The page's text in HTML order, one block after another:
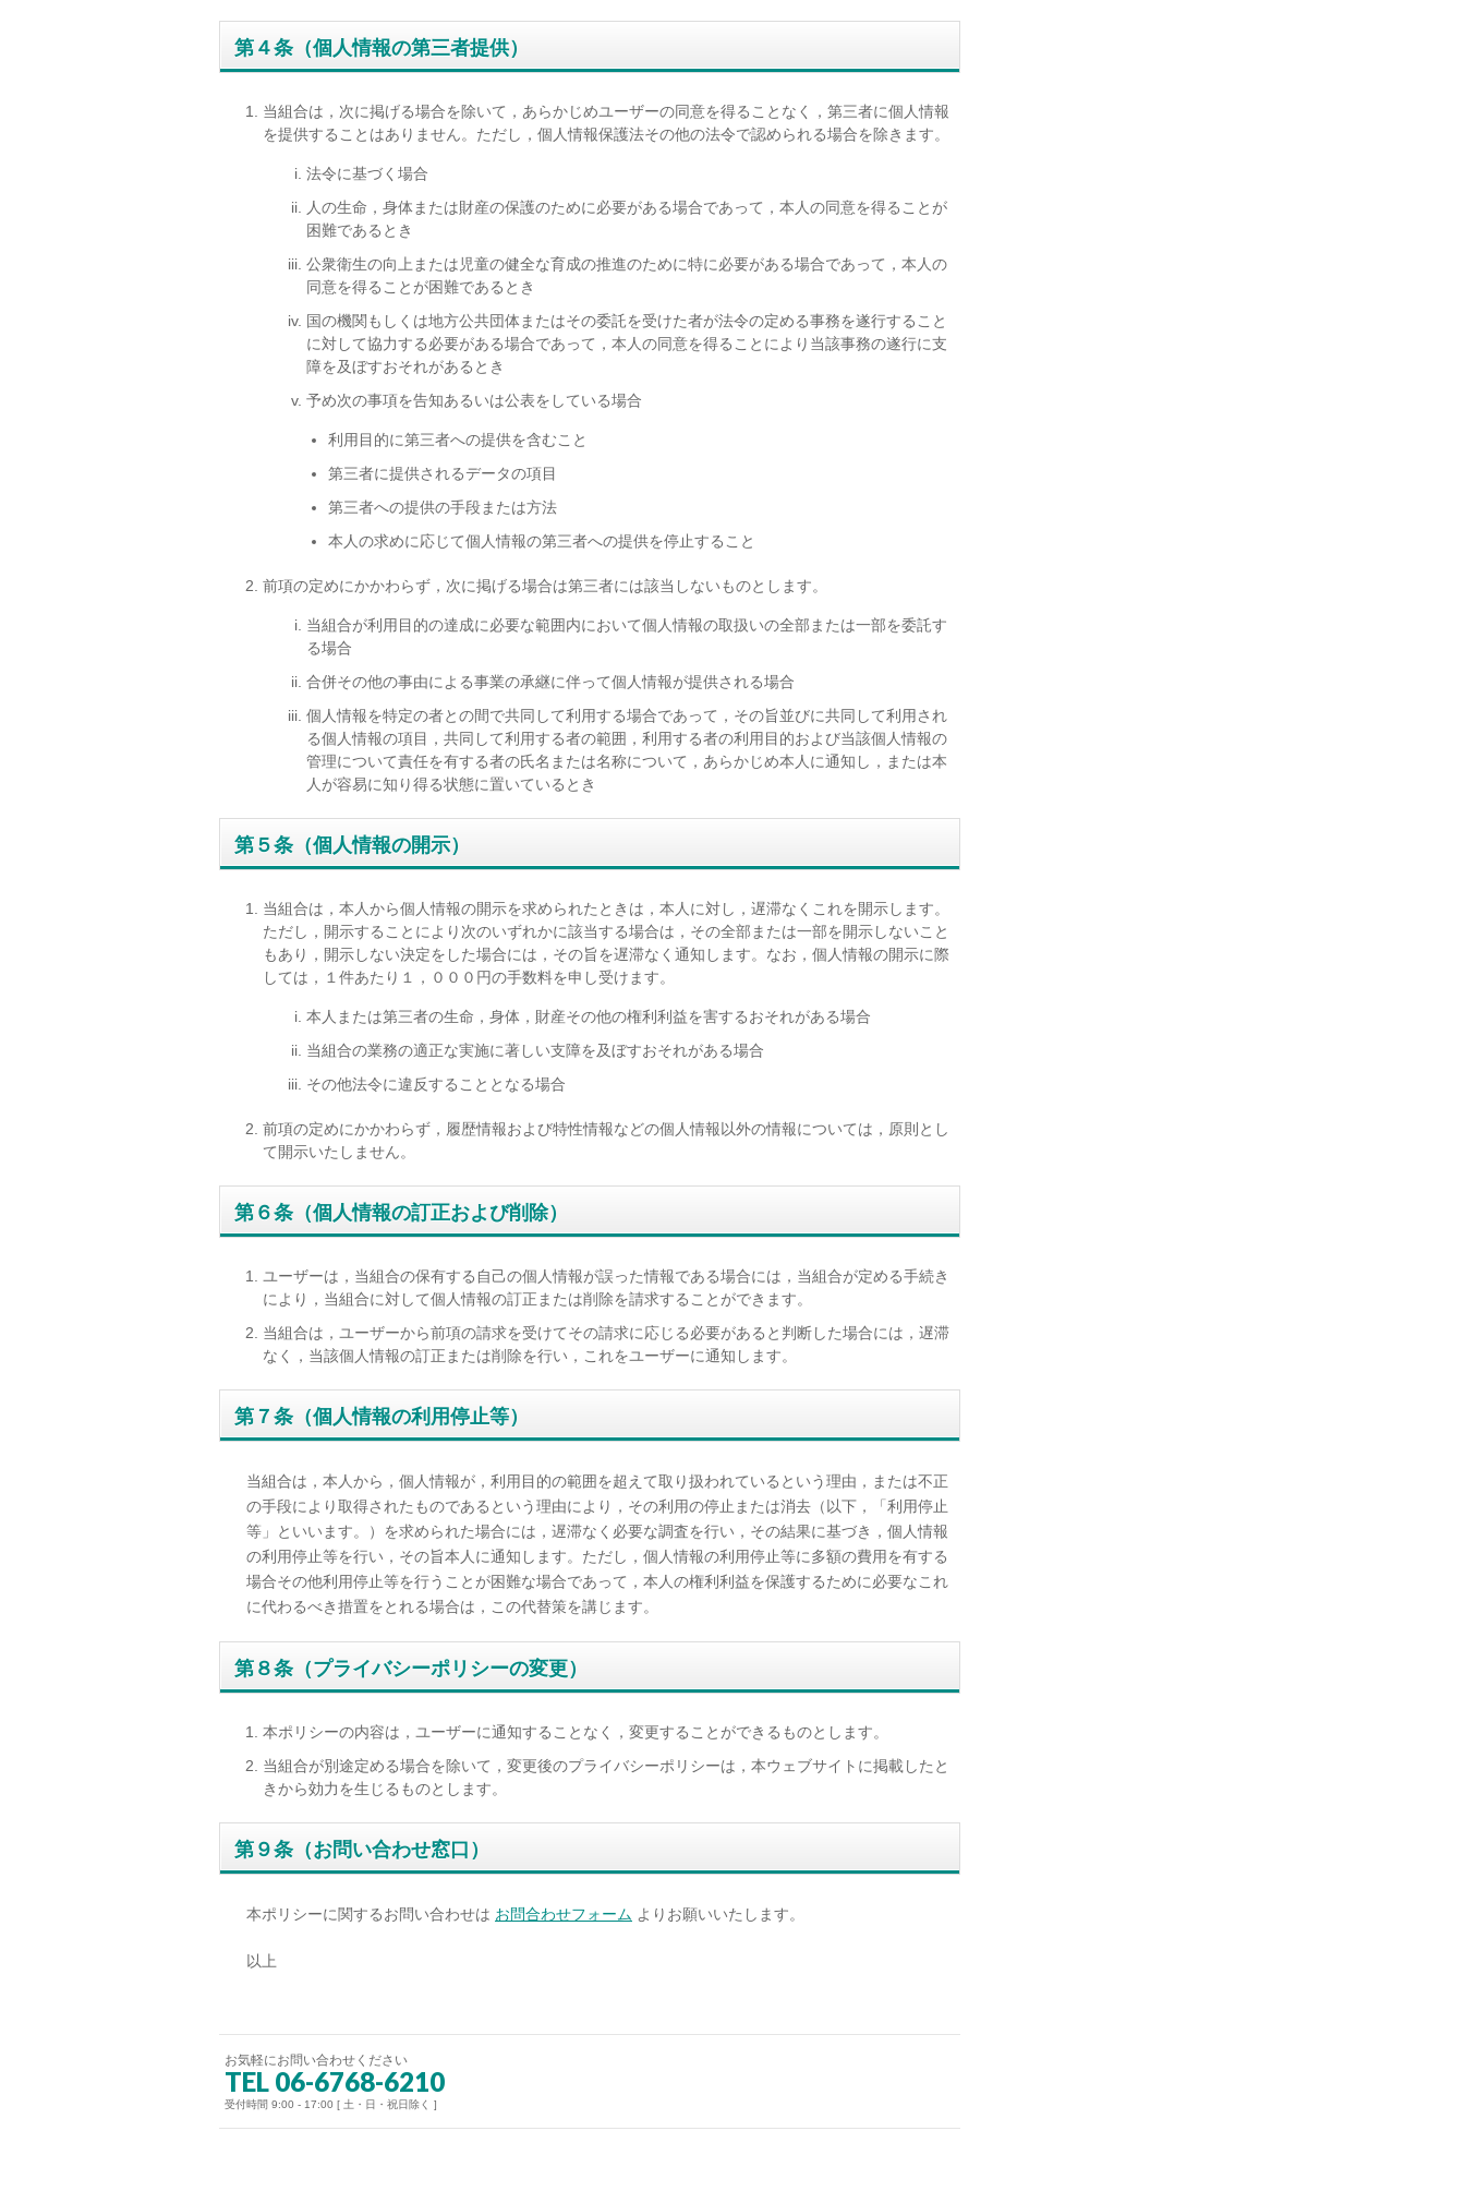
第４条（個人情報の第三者提供）
当組合は，次に掲げる場合を除いて，あらかじめユーザーの同意を得ることなく，第三者に個人情報
を提供することはありません。ただし，個人情報保護法その他の法令で認められる場合を除きます。
法令に基づく場合
人の生命，身体または財産の保護のために必要がある場合であって，本人の同意を得ることが
困難であるとき
公衆衛生の向上または児童の健全な育成の推進のために特に必要がある場合であって，本人の
同意を得ることが困難であるとき
国の機関もしくは地方公共団体またはその委託を受けた者が法令の定める事務を遂行すること
に対して協力する必要がある場合であって，本人の同意を得ることにより当該事務の遂行に支
障を及ぼすおそれがあるとき
予め次の事項を告知あるいは公表をしている場合
利用目的に第三者への提供を含むこと
第三者に提供されるデータの項目
第三者への提供の手段または方法
本人の求めに応じて個人情報の第三者への提供を停止すること
前項の定めにかかわらず，次に掲げる場合は第三者には該当しないものとします。
当組合が利用目的の達成に必要な範囲内において個人情報の取扱いの全部または一部を委託す
る場合
合併その他の事由による事業の承継に伴って個人情報が提供される場合
個人情報を特定の者との間で共同して利用する場合であって，その旨並びに共同して利用され
る個人情報の項目，共同して利用する者の範囲，利用する者の利用目的および当該個人情報の
管理について責任を有する者の氏名または名称について，あらかじめ本人に通知し，または本
人が容易に知り得る状態に置いているとき
第５条（個人情報の開示）
当組合は，本人から個人情報の開示を求められたときは，本人に対し，遅滞なくこれを開示します。
ただし，開示することにより次のいずれかに該当する場合は，その全部または一部を開示しないこと
もあり，開示しない決定をした場合には，その旨を遅滞なく通知します。なお，個人情報の開示に際
しては，１件あたり１，０００円の手数料を申し受けます。
本人または第三者の生命，身体，財産その他の権利利益を害するおそれがある場合
当組合の業務の適正な実施に著しい支障を及ぼすおそれがある場合
その他法令に違反することとなる場合
前項の定めにかかわらず，履歴情報および特性情報などの個人情報以外の情報については，原則とし
て開示いたしません。
第６条（個人情報の訂正および削除）
ユーザーは，当組合の保有する自己の個人情報が誤った情報である場合には，当組合が定める手続き
により，当組合に対して個人情報の訂正または削除を請求することができます。
当組合は，ユーザーから前項の請求を受けてその請求に応じる必要があると判断した場合には，遅滞
なく，当該個人情報の訂正または削除を行い，これをユーザーに通知します。
第７条（個人情報の利用停止等）
当組合は，本人から，個人情報が，利用目的の範囲を超えて取り扱われているという理由，または不正
の手段により取得されたものであるという理由により，その利用の停止または消去（以下，「利用停止
等」といいます。）を求められた場合には，遅滞なく必要な調査を行い，その結果に基づき，個人情報
の利用停止等を行い，その旨本人に通知します。ただし，個人情報の利用停止等に多額の費用を有する
場合その他利用停止等を行うことが困難な場合であって，本人の権利利益を保護するために必要なこれ
に代わるべき措置をとれる場合は，この代替策を講じます。
第８条（プライバシーポリシーの変更）
本ポリシーの内容は，ユーザーに通知することなく，変更することができるものとします。
当組合が別途定める場合を除いて，変更後のプライバシーポリシーは，本ウェブサイトに掲載したと
きから効力を生じるものとします。
第９条（お問い合わせ窓口）
本ポリシーに関するお問い合わせは お問合わせフォーム よりお願いいたします。
以上
お気軽にお問い合わせください
TEL 06-6768-6210
受付時間 9:00 - 17:00 [ 土・日・祝日除く ]